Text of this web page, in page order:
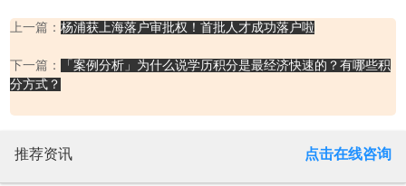
上一篇： 杨浦获上海落户审批权！首批人才成功落户啦
下一篇：
「案例分析」为什么说学历积分是最经济快速的？有哪些积
分方式？
推荐资讯 点击在线咨询